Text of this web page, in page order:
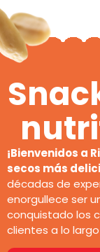
¡Bienvenidos a
secos más
décadas de
enorgullece ser
conquistado los
clientes a lo